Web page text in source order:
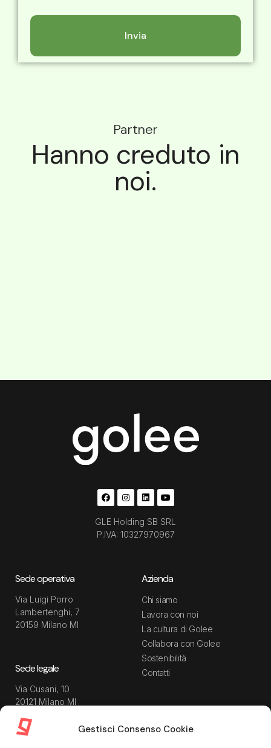
Gestisci Consenso Cookie
Partner
Hanno creduto in
noi.
GLE Holding SB SRL
P.IVA: 10327970967
Sede operativa
Via Luigi Porro
Lambertenghi, 7
20159 Milano MI
Sede legale
Via Cusani, 10
20121 Milano MI
Azienda
Chi siamo
Lavora con noi
La cultura di Golee
Collabora con Golee
Sostenibilità
Contatti